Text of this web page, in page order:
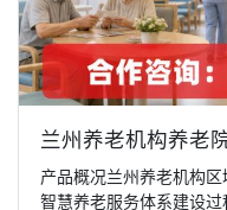
兰州养老机构养老院
产品概况兰州养老机构
智慧养老服务体系建设过